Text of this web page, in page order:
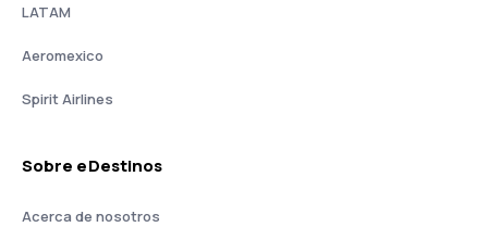
LATAM
Aeromexico
Spirit Airlines
Sobre eDestinos
Acerca de nosotros